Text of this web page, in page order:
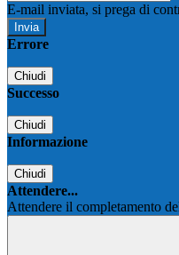
E-mail inviata, si prega di
Errore
Chiudi
Successo
Chiudi
Informazione
Chiudi
Attendere...
Attendere il completamento